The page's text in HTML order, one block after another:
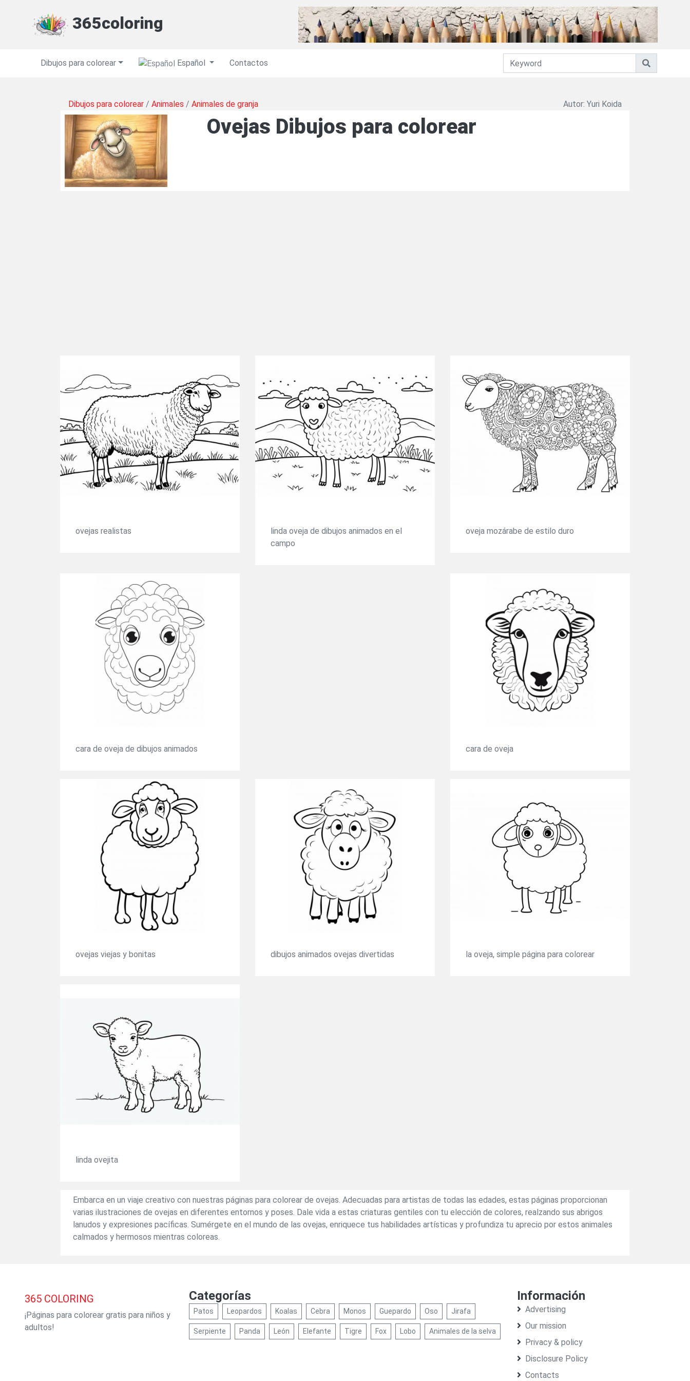
365coloring
Dibujos para colorear Español Contactos
Dibujos para colorear / Animales / Animales de granja Autor: Yuri Koida
Ovejas Dibujos para colorear
ovejas realistas
linda oveja de dibujos animados en el
campo
oveja mozárabe de estilo duro
cara de oveja de dibujos animados cara de oveja
ovejas viejas y bonitas dibujos animados ovejas divertidas la oveja, simple página para colorear
linda ovejita
Embarca en un viaje creativo con nuestras páginas para colorear de ovejas. Adecuadas para artistas de todas las edades, estas páginas proporcionan
varias ilustraciones de ovejas en diferentes entornos y poses. Dale vida a estas criaturas gentiles con tu elección de colores, realzando sus abrigos
lanudos y expresiones pacíficas. Sumérgete en el mundo de las ovejas, enriquece tus habilidades artísticas y profundiza tu aprecio por estos animales
calmados y hermosos mientras coloreas.
365 COLORING
¡Páginas para colorear gratis para niños y
adultos!
Categorías
Patos Leopardos Koalas Cebra Monos Guepardo Oso Jirafa
Serpiente Panda León Elefante Tigre Fox Lobo Animales de la selva
Información
Advertising
Our mission
Privacy & policy
Disclosure Policy
Contacts